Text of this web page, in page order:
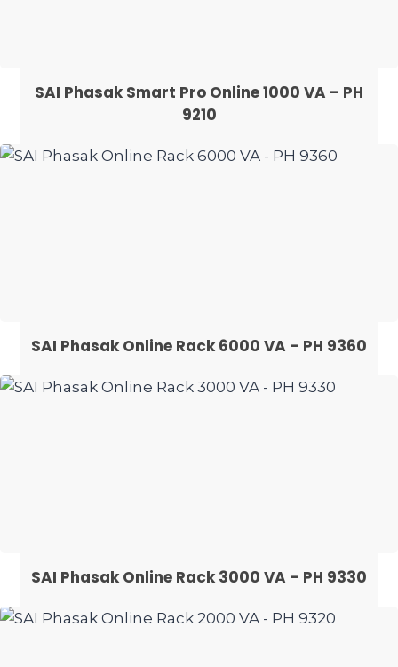
SAI Phasak Smart Pro Online 1000 VA – PH
9210
SAI Phasak Online Rack 6000 VA – PH 9360
SAI Phasak Online Rack 3000 VA – PH 9330